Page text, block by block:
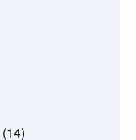
(14)